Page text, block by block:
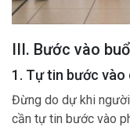
III. Bước vào
1. Tự tin bước vào
Đừng do dự khi
cần tự tin bước vào